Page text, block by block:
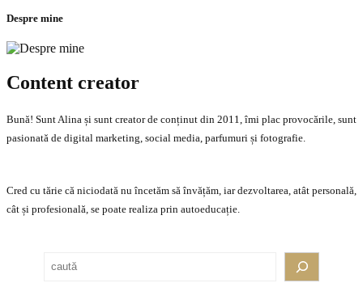
Despre mine
Content creator
Bună! Sunt Alina și sunt creator de conținut din 2011, îmi plac provocările, sunt
pasionată de digital marketing, social media, parfumuri și fotografie.
Cred cu tărie că niciodată nu încetăm să învățăm, iar dezvoltarea, atât personală,
cât și profesională, se poate realiza prin autoeducație.